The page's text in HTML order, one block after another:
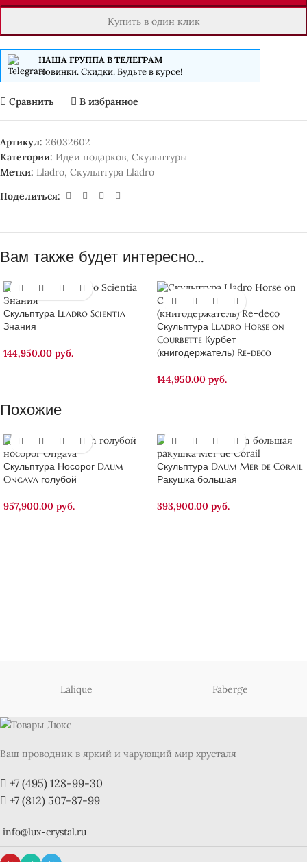
Купить в один клик
НАША ГРУППА В ТЕЛЕГРАМ
Новинки. Скидки. Будьте в курсе!
Сравнить В избранное
Артикул: 26032602
Категории: Идеи подарков, Скульптуры
Метки: Lladro, Скульптура Lladro
Поделиться:
Вам также будет интересно…
Скульптура Lladro Scientia
Знания
144,950.00 руб.
Скульптура Lladro Horse on
Courbette Курбет
(книгодержатель) Re-deco
144,950.00 руб.
Похожие
Скульптура Носорог Daum
Ongava голубой
957,900.00 руб.
Скульптура Daum Mer de Corail
Ракушка большая
393,900.00 руб.
Lalique Faberge
Ваш проводник в яркий и чарующий мир хрусталя
+7 (495) 128-99-30
+7 (812) 507-87-99
info@lux-crystal.ru